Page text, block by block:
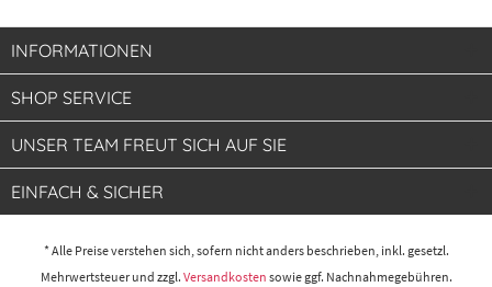
INFORMATIONEN
SHOP SERVICE
UNSER TEAM FREUT SICH AUF SIE
EINFACH & SICHER
* Alle Preise verstehen sich, sofern nicht anders beschrieben, inkl. gesetzl.
Mehrwertsteuer und zzgl. Versandkosten sowie ggf. Nachnahmegebühren.